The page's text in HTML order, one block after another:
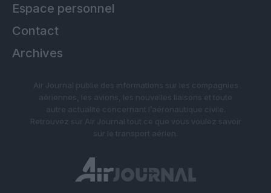
Espace personnel
Contact
Archives